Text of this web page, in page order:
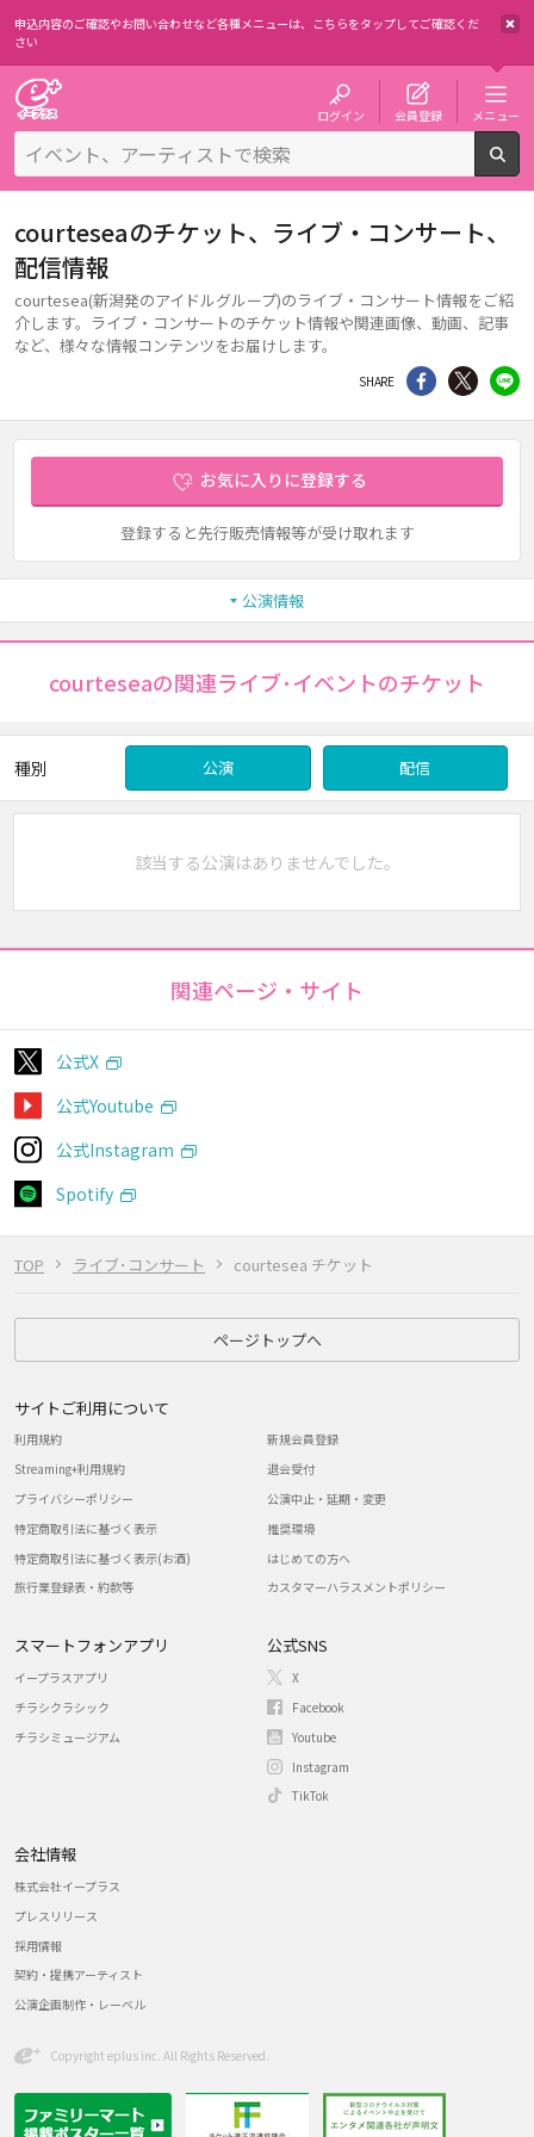
申込内容のご確認やお問い合わせなど各種メニューは、 こちらをタップしてご確認くだ
さい
ログイン 会員登録 メニュー
TOP ライブ･コンサート courtesea チケット
courteseaのチケット、ライブ・コンサート、
配信情報
courtesea(新潟発のアイドルグループ)のライブ・コンサート情報をご紹
介します。ライブ・コンサートのチケット情報や関連画像、動画、記事
など、様々な情報コンテンツをお届けします。
SHARE シェア Twitter
お気に入りに登録する
登録すると先行販売情報等が受け取れます
公演情報
courteseaの関連ライブ･イベントのチケット
種別 公演 配信
該当する公演はありませんでした。
関連ページ・サイト
公式X
公式Youtube
公式Instagram
Spotify
ページトップへ
サイトご利用について
利用規約
Streaming+利用規約
プライバシーポリシー
特定商取引法に基づく表示
特定商取引法に基づく表示(お酒)
旅行業登録表・約款等
新規会員登録
退会受付
公演中止・延期・変更
推奨環境
はじめての方へ
カスタマーハラスメントポリシー
スマートフォンアプリ
イープラスアプリ
チラシクラシック
チラシミュージアム
公式SNS
X
Facebook
Youtube
Instagram
TikTok
会社情報
株式会社イープラス
プレスリリース
採用情報
契約・提携アーティスト
公演企画制作・レーベル
Copyright eplus inc. All Rights Reserved.